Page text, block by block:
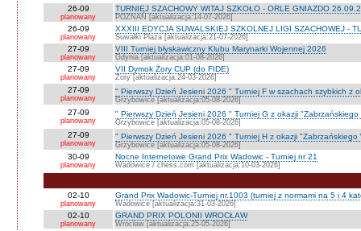
26-09
planowany
TURNIEJ SZACHOWY WITAJ SZKOŁO - ORLE GNIAZDO
POZNAŃ [aktualizacja:14-07-2026]
26-09
planowany
XXXIII EDYCJA SUWALSKIEJ SZKOLNEJ LIGI SZACHOWEJ -
Suwałki Plaza [aktualizacja:21-07-2026]
27-09
planowany
VIII Turniej błyskawiczny Klubu Marynarki Wojennej 2026
Gdynia [aktualizacja:01-08-2026]
27-09
planowany
VII Dymok Żory CUP (do FIDE)
Żory [aktualizacja:24-03-2026]
27-09
planowany
" Pierwszy Dzień Jesieni 2026 " Turniej F w szachach szybkich z
Grzybowice [aktualizacja:05-08-2026]
27-09
planowany
" Pierwszy Dzień Jesieni 2026 " Turniej G z okazji "Zabrzańskiego
Grzybowice [aktualizacja:05-08-2026]
27-09
planowany
" Pierwszy Dzień Jesieni 2026 " Turniej H z okazji "Zabrzańskiego
Grzybowice [aktualizacja:05-08-2026]
30-09
planowany
Nocne Internetowe Grand Prix Wadowic - Turniej nr 21
Wadowice / chess.com [aktualizacja:10-03-2026]
02-10
planowany
Grand Prix Wadowic-Turniej nr.1003 (turniej z normami na 5 i 4
Wadowice [aktualizacja:31-03-2026]
02-10
planowany
GRAND PRIX POLONII WROCŁAW
Wrocław [aktualizacja:25-05-2026]